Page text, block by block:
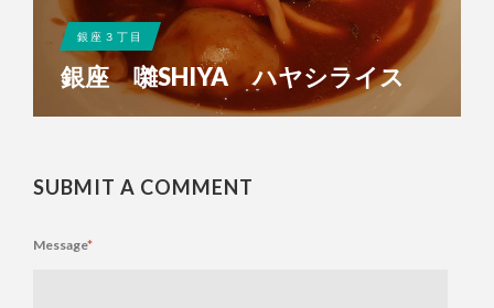
銀座３丁目
銀座 囃SHIYA ハヤシライス
SUBMIT A COMMENT
Message*